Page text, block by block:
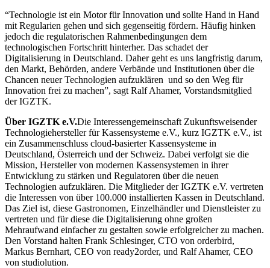
“Technologie ist ein Motor für Innovation und sollte Hand in Hand
mit Regularien gehen und sich gegenseitig fördern. Häufig hinken
jedoch die regulatorischen Rahmenbedingungen dem
technologischen Fortschritt hinterher. Das schadet der
Digitalisierung in Deutschland. Daher geht es uns langfristig darum,
den Markt, Behörden, andere Verbände und Institutionen über die
Chancen neuer Technologien aufzuklären und so den Weg für
Innovation frei zu machen”, sagt Ralf Ahamer, Vorstandsmitglied
der IGZTK.
Über IGZTK e.V.Die Interessengemeinschaft Zukunftsweisender
Technologiehersteller für Kassensysteme e.V., kurz IGZTK e.V., ist
ein Zusammenschluss cloud-basierter Kassensysteme in
Deutschland, Österreich und der Schweiz. Dabei verfolgt sie die
Mission, Hersteller von modernen Kassensystemen in ihrer
Entwicklung zu stärken und Regulatoren über die neuen
Technologien aufzuklären. Die Mitglieder der IGZTK e.V. vertreten
die Interessen von über 100.000 installierten Kassen in Deutschland.
Das Ziel ist, diese Gastronomen, Einzelhändler und Dienstleister zu
vertreten und für diese die Digitalisierung ohne großen
Mehraufwand einfacher zu gestalten sowie erfolgreicher zu machen.
Den Vorstand halten Frank Schlesinger, CTO von orderbird,
Markus Bernhart, CEO von ready2order, und Ralf Ahamer, CEO
von studiolution.